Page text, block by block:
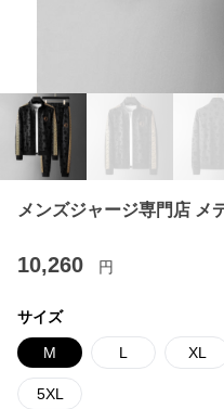
メンズジャージ専門店 メ
10,260 円
サイズ
M L XL
5XL